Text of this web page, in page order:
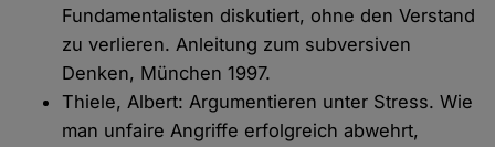
Fundamentalisten diskutiert, ohne den Verstand
zu verlieren. Anleitung zum subversiven
Denken, München 1997.
Thiele, Albert: Argumentieren unter Stress. Wie
man unfaire Angriffe erfolgreich abwehrt,